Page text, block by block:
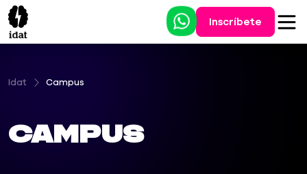
Inscríbete
Idat Campus
Campus